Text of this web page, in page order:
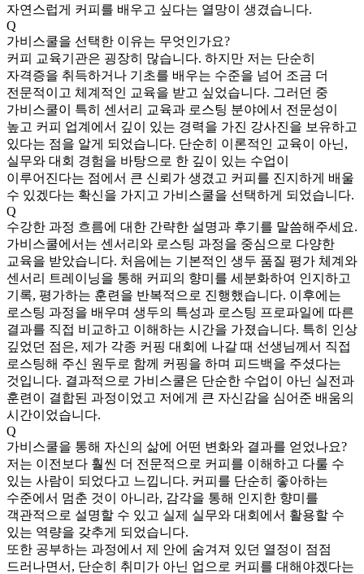
자연스럽게 커피를 배우고 싶다는 열망이 생겼습니다.
Q
가비스쿨을 선택한 이유는 무엇인가요?
커피 교육기관은 굉장히 많습니다. 하지만 저는 단순히
자격증을 취득하거나 기초를 배우는 수준을 넘어 조금 더
전문적이고 체계적인 교육을 받고 싶었습니다. 그러던 중
가비스쿨이 특히 센서리 교육과 로스팅 분야에서 전문성이
높고 커피 업계에서 깊이 있는 경력을 가진 강사진을 보유하고
있다는 점을 알게 되었습니다. 단순히 이론적인 교육이 아닌,
실무와 대회 경험을 바탕으로 한 깊이 있는 수업이
이루어진다는 점에서 큰 신뢰가 생겼고 커피를 진지하게 배울
수 있겠다는 확신을 가지고 가비스쿨을 선택하게 되었습니다.
Q
수강한 과정 흐름에 대한 간략한 설명과 후기를 말씀해주세요.
가비스쿨에서는 센서리와 로스팅 과정을 중심으로 다양한
교육을 받았습니다. 처음에는 기본적인 생두 품질 평가 체계와
센서리 트레이닝을 통해 커피의 향미를 세분화하여 인지하고
기록, 평가하는 훈련을 반복적으로 진행했습니다. 이후에는
로스팅 과정을 배우며 생두의 특성과 로스팅 프로파일에 따른
결과를 직접 비교하고 이해하는 시간을 가졌습니다. 특히 인상
깊었던 점은, 제가 각종 커핑 대회에 나갈 때 선생님께서 직접
로스팅해 주신 원두로 함께 커핑을 하며 피드백을 주셨다는
것입니다. 결과적으로 가비스쿨은 단순한 수업이 아닌 실전과
훈련이 결합된 과정이었고 저에게 큰 자신감을 심어준 배움의
시간이었습니다.
Q
가비스쿨을 통해 자신의 삶에 어떤 변화와 결과를 얻었나요?
저는 이전보다 훨씬 더 전문적으로 커피를 이해하고 다룰 수
있는 사람이 되었다고 느낍니다. 커피를 단순히 좋아하는
수준에서 멈춘 것이 아니라, 감각을 통해 인지한 향미를
객관적으로 설명할 수 있고 실제 실무와 대회에서 활용할 수
있는 역량을 갖추게 되었습니다.
또한 공부하는 과정에서 제 안에 숨겨져 있던 열정이 점점
드러나면서, 단순히 취미가 아닌 업으로 커피를 대해야겠다는